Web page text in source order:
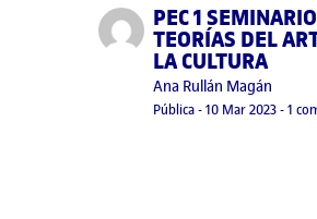
Publicado por
PEC 1
TEORÍAS DEL
LA CULTURA
Publicado por
Ana Rullán Magán
Visibilidad:
Pública-Fecha de
10 Mar 2023-1